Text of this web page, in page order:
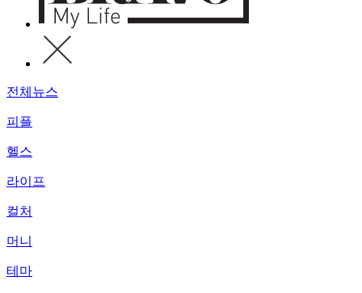
전체뉴스
피플
헬스
라이프
컬처
머니
테마